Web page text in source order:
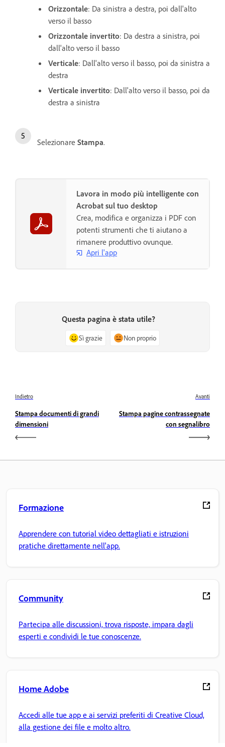
Orizzontale: Da sinistra a destra, poi dall'alto
verso il basso
Orizzontale invertito: Da destra a sinistra, poi
dall'alto verso il basso
Verticale: Dall'alto verso il basso, poi da sinistra a
destra
Verticale invertito: Dall'alto verso il basso, poi da
destra a sinistra
Selezionare Stampa.
Lavora in modo più intelligente con
Acrobat sul tuo desktop
Crea, modifica e organizza i PDF con
potenti strumenti che ti aiutano a
rimanere produttivo ovunque.
Apri l'app
Questa pagina è stata utile?
Sì grazie Non proprio
Indietro
Stampa documenti di grandi
dimensioni
Avanti
Stampa pagine contrassegnate
con segnalibro
Formazione
Apprendere con tutorial video dettagliati e istruzioni
pratiche direttamente nell'app.
Community
Partecipa alle discussioni, trova risposte, impara dagli
esperti e condividi le tue conoscenze.
Home Adobe
Accedi alle tue app e ai servizi preferiti di Creative Cloud,
alla gestione dei file e molto altro.